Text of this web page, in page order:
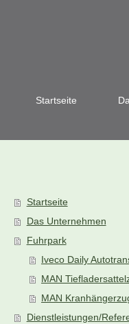
Startseite
Startseite
Das Unternehmen
Fuhrpark
Iveco Daily
MAN
MAN
Dienstleistungen/